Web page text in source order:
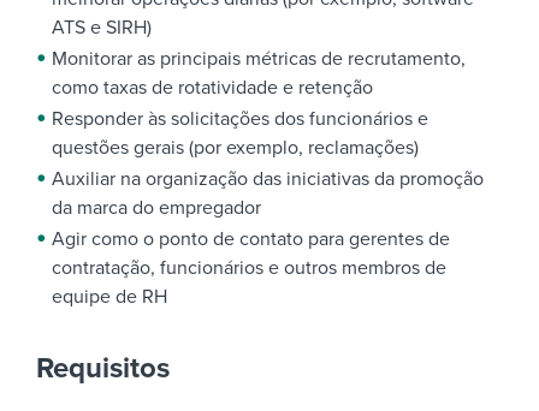
ATS e SIRH)
Monitorar as principais métricas de recrutamento,
como taxas de rotatividade e retenção
Responder às solicitações dos funcionários e
questões gerais (por exemplo, reclamações)
Auxiliar na organização das iniciativas da promoção
da marca do empregador
Agir como o ponto de contato para gerentes de
contratação, funcionários e outros membros de
equipe de RH
Requisitos